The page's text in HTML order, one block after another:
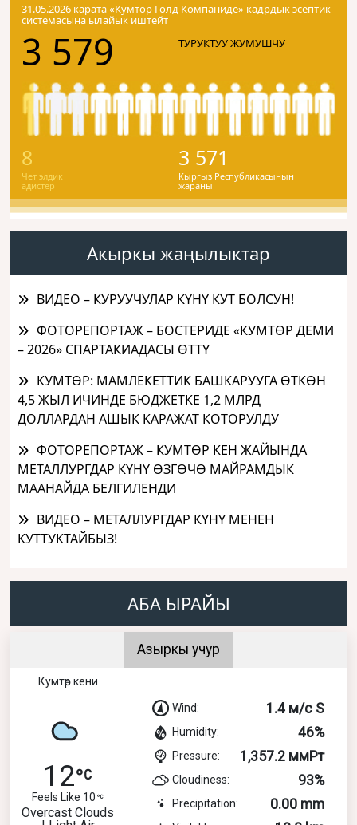
31.05.2026 карата «Кумтɵр Голд Компаниде» кадрдык эсептик
системасына ылайык иштейт
3 579 ТУРУКТУУ ЖУМУШЧУ
8
Чет элдик
адистер
3 571
Кыргыз Республикасынын
жараны
Акыркы жаңылыктар
ВИДЕО – КУРУУЧУЛАР КҮНҮ КУТ БОЛСУН!
ФОТОРЕПОРТАЖ – БОСТЕРИДЕ «КУМТӨР ДЕМИ
– 2026» СПАРТАКИАДАСЫ ӨТТҮ
КУМТӨР: МАМЛЕКЕТТИК БАШКАРУУГА ӨТКӨН
4,5 ЖЫЛ ИЧИНДЕ БЮДЖЕТКЕ 1,2 МЛРД
ДОЛЛАРДАН АШЫК КАРАЖАТ КОТОРУЛДУ
ФОТОРЕПОРТАЖ – КУМТӨР КЕН ЖАЙЫНДА
МЕТАЛЛУРГДАР КҮНҮ ӨЗГӨЧӨ МАЙРАМДЫК
МААНАЙДА БЕЛГИЛЕНДИ
ВИДЕО – МЕТАЛЛУРГДАР КҮНҮ МЕНЕН
КУТТУКТАЙБЫЗ!
АБА ЫРАЙЫ
Азыркы учур
Кумтөр кени
12
Feels Like 10
Overcast Clouds
Wind: 1.4 м/с S
Humidity: 46%
Pressure: 1,357.2 ммРт
Cloudiness: 93%
Precipitation: 0.00 mm